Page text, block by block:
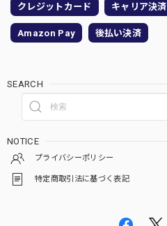
クレジットカード キャリア決済
Amazon Pay 後払い決済
SEARCH
NOTICE
プライバシーポリシー
特定商取引法に基づく表記